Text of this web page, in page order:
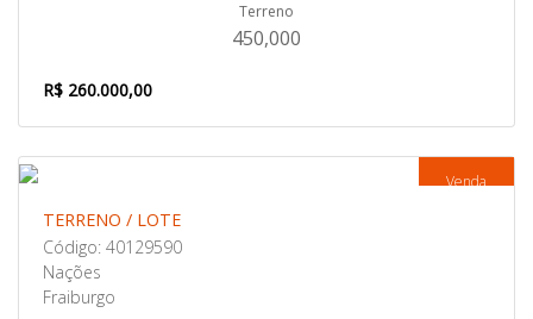
Terreno
450,000
R$ 260.000,00
Venda
TERRENO / LOTE
Código: 40129590
Nações
Fraiburgo